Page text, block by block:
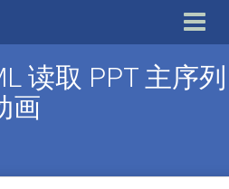
Toggle
读取 PPT 主序列
画